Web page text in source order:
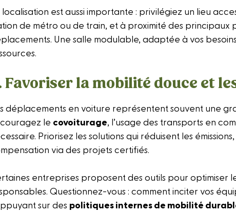
localisation est aussi importante : privilégiez un lieu
de métro ou de train, et à proximité des principaux
Une salle modulable, adaptée à vos
Favoriser la mobilité douce et
déplacements en voiture représentent souvent une
le covoiturage, l’usage des transports en
Priorisez les solutions qui réduisent les
via des projets certifiés.
entreprises proposent des outils pour optimiser
Questionnez-vous : comment inciter vos
sur des politiques internes de mobilité